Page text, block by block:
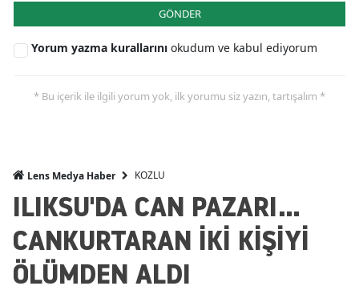
GÖNDER
Yorum yazma kurallarını okudum ve kabul ediyorum
* Bu içerik ile ilgili yorum yok, ilk yorumu siz yazın, tartışalım *
Lens Medya Haber KOZLU
ILIKSU'DA CAN PAZARI...
CANKURTARAN İKİ KİŞİYİ
ÖLÜMDEN ALDI